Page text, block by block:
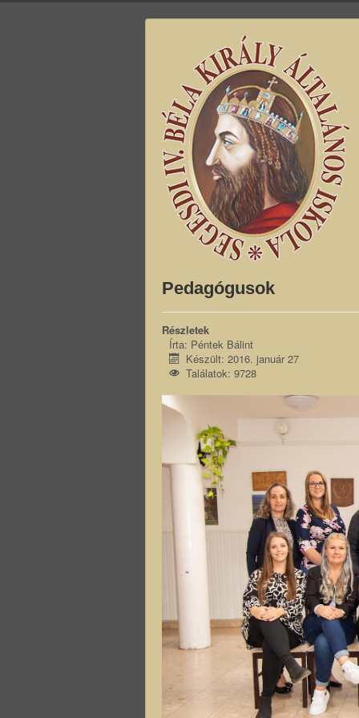
Pedagógusok
Részletek
Írta: Péntek Bálint
Készült: 2016. január 27
Találatok: 9728